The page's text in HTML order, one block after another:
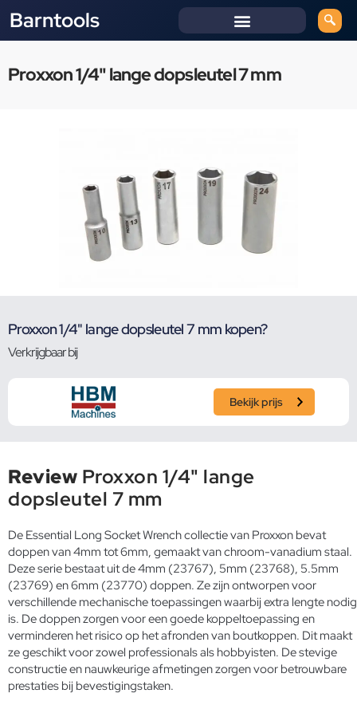
Barntools
Proxxon 1/4" lange dopsleutel 7 mm
Proxxon 1/4" lange dopsleutel 7 mm kopen?
Verkrijgbaar bij
Bekijk prijs
Review Proxxon 1/4" lange
dopsleutel 7 mm
De Essential Long Socket Wrench collectie van Proxxon bevat
doppen van 4mm tot 6mm, gemaakt van chroom-vanadium staal.
Deze serie bestaat uit de 4mm (23767), 5mm (23768), 5.5mm
(23769) en 6mm (23770) doppen. Ze zijn ontworpen voor
verschillende mechanische toepassingen waarbij extra lengte nodig
is. De doppen zorgen voor een goede koppeltoepassing en
verminderen het risico op het afronden van boutkoppen. Dit maakt
ze geschikt voor zowel professionals als hobbyisten. De stevige
constructie en nauwkeurige afmetingen zorgen voor betrouwbare
prestaties bij bevestigingstaken.